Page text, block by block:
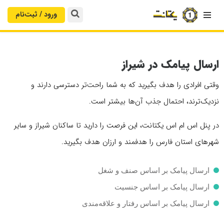
 ورود / ثبت‌‌نام
ارسال پیامک در شیراز
وقتی افرادی را هدف بگیرید که به شما راحت‌تر دسترسی دارند و
نزدیک‌ترند، احتمال جذب آن‌ها بیشتر است.
در پنل اس ام اس یکتانت، این فرصت را دارید تا ساکنان شیراز و سایر
شهرهای استان فارس را هدفمند و ارزان هدف بگیرید.
ارسال پیامک بر اساس صنف و شغل
ارسال پیامک بر اساس جنسیت
ارسال پیامک بر اساس رفتار و علاقه‌مندی